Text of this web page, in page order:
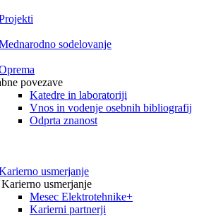
sodelovanje
povezave
Katedre in laboratoriji
Vnos in vodenje osebnih bibliografij
Odprta znanost
usmerjanje
Karierno usmerjanje
Mesec Elektrotehnike+
Karierni partnerji